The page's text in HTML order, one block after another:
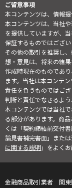
ご留意事項
本コンテンツは、情報提
本コンテンツは、当社
を提供していますが、
保証するものではござ
その他の取引を推奨し
想・意見は、将来の結
作成時現在のものであ
ます。当社は本コンテ
責任を負うものではご
判断と責任でなさるよう
本コンテンツでは当社
る部分があります。商
くは「契約締結前交付
論見書補完書面」また
に関する説明」をよく
金融商品取引業者 関東